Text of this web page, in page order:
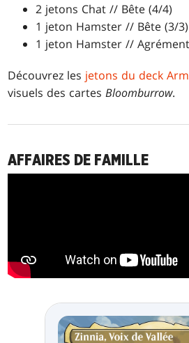
2 jetons Chat // Bête (4/4)
1 jeton Hamster // Bête (3/3)
1 jeton Hamster //
Découvrez les jetons du deck
visuels des cartesBloomburrow.
AFFAIRES DE FAMILLE